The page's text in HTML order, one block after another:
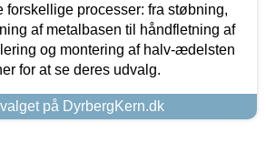
forskellige processer: fra støbning,
af metalbasen til håndfletning af
og montering af halv-ædelsten
for at se deres udvalg.
på DyrbergKern.dk